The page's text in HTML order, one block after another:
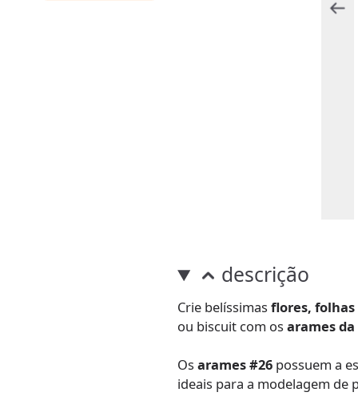
descrição
Crie belíssimasflores, folhas
ou biscuit com osarames
Osarames #26 possuem a
ideais para a modelagem de